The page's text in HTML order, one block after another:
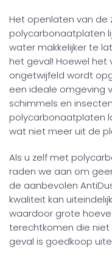
Het openlaten van de
polycarbonaatplaten
water makkelijker te
het geval! Hoewel
ongetwijfeld wordt
een ideale omgeving
schimmels en
polycarbonaatplaten
wat niet meer uit de
Als u zelf met
raden we aan om
de aanbevolen
kwaliteit kan
waardoor grote
terechtkomen die niet
geval is goedkoop